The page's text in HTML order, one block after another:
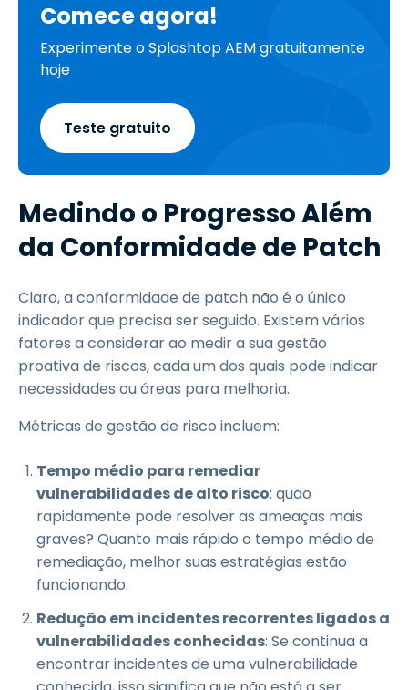
Comece agora!
Experimente o Splashtop AEM gratuitamente
hoje
Teste gratuito
Medindo o Progresso Além
da Conformidade de Patch
Claro, a conformidade de patch não é o único
indicador que precisa ser seguido. Existem vários
fatores a considerar ao medir a sua gestão
proativa de riscos, cada um dos quais pode indicar
necessidades ou áreas para melhoria.
Métricas de gestão de risco incluem:
Tempo médio para remediar
vulnerabilidades de alto risco: quão
rapidamente pode resolver as ameaças mais
graves? Quanto mais rápido o tempo médio de
remediação, melhor suas estratégias estão
funcionando.
Redução em incidentes recorrentes ligados a
vulnerabilidades conhecidas: Se continua a
encontrar incidentes de uma vulnerabilidade